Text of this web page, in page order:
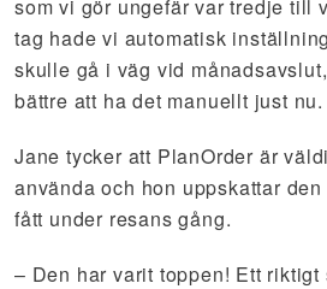
som vi gör ungefär var tredje till
tag hade vi automatisk
skulle gå i väg vid
bättre att ha det manuellt just nu.
Jane tycker att PlanOrder är
använda och hon uppskattar
fått under resans gång.
– Den har varit toppen! Ett